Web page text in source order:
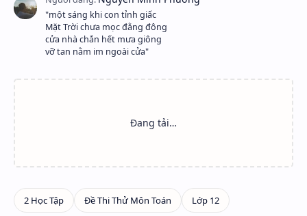
"một sáng khi con tỉnh giấc
Mặt Trời chưa mọc đằng đông
cửa nhà chắn hết mưa giông
vỡ tan nằm im ngoài cửa"